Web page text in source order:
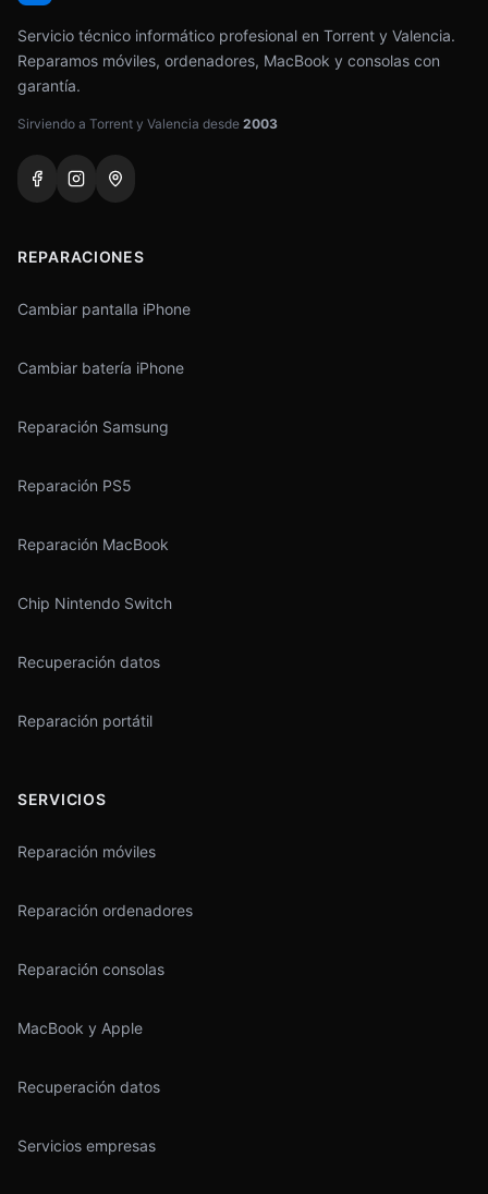
Servicio técnico informático profesional en Torrent y Valencia.
Reparamos móviles, ordenadores, MacBook y consolas con
garantía.
Sirviendo a Torrent y Valencia desde 2003
REPARACIONES
Cambiar pantalla iPhone
Cambiar batería iPhone
Reparación Samsung
Reparación PS5
Reparación MacBook
Chip Nintendo Switch
Recuperación datos
Reparación portátil
SERVICIOS
Reparación móviles
Reparación ordenadores
Reparación consolas
MacBook y Apple
Recuperación datos
Servicios empresas